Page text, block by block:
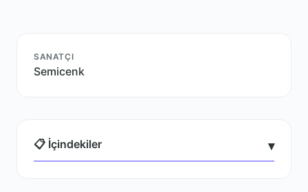
SANATÇI
Semicenk
📋 İçindekiler ▾